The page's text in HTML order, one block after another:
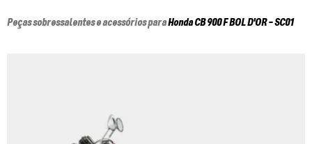
Peças sobressalentes e acessórios paraHondaCB 900 F BOL D'OR - SC01